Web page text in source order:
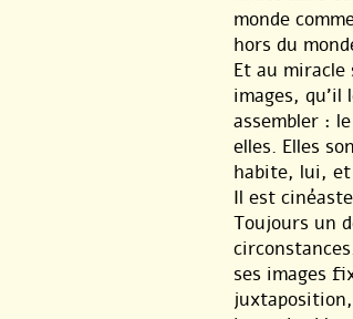
monde
hors du
Et au miracle
images, qu’il
assembler :
elles. Elles
habite, lui, et
Il est
Toujours un
ses images